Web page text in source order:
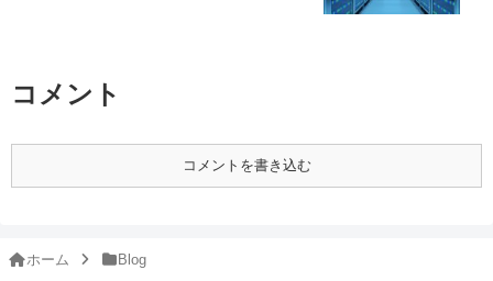
コメント
コメントを書き込む
ホーム Blog